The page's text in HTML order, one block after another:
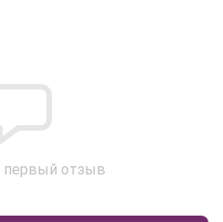
первый отзыв